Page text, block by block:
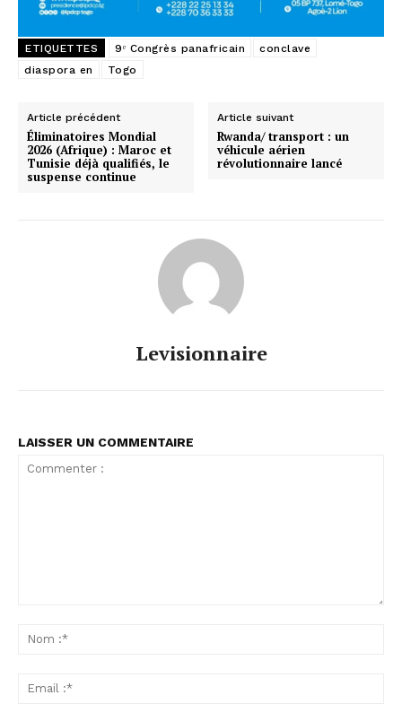
ETIQUETTES 9ᵉ Congrès panafricain
conclave
diaspora en
Togo
Article précédent
Éliminatoires Mondial
2026 (Afrique) : Maroc et
Tunisie déjà qualifiés, le
suspense continue
Article suivant
Rwanda/ transport : un
véhicule aérien
révolutionnaire lancé
Levisionnaire
LAISSER UN COMMENTAIRE